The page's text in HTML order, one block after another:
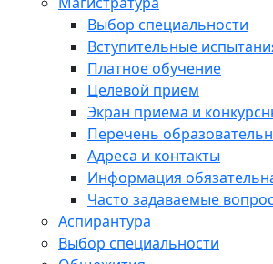
Выбор специальности
Вступительные
Платное обучение
Целевой прием
Экран приема и
Перечень
Адреса и контакты
Информация
Часто задаваемые
Аспирантура
Выбор специальности